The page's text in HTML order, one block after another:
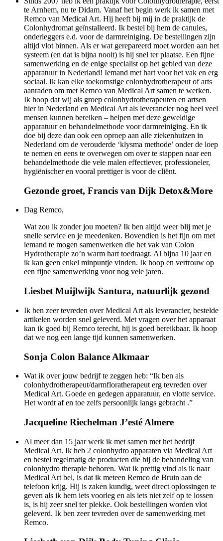
te Arnhem, nu te Didam. Vanaf het begin werk ik samen met
Remco van Medical Art. Hij heeft bij mij in de praktijk de
Colonhydromat geïnstalleerd. Ik bestel bij hem de canules,
onderleggers e.d. voor de darmreiniging. De bestellingen zijn
altijd vlot binnen. Als er wat gerepareerd moet worden aan het
systeem (en dat is bijna nooit) is hij snel ter plaatse. Een fijne
samenwerking en de enige specialist op het gebied van deze
apparatuur in Nederland! Iemand met hart voor het vak en erg
sociaal. Ik kan elke toekomstige colonhydrotherapeut of arts
aanraden om met Remco van Medical Art samen te werken.
Ik hoop dat wij als groep colonhydrotherapeuten en artsen
hier in Nederland en Medical Art als leverancier nog heel veel
mensen kunnen bereiken – helpen met deze geweldige
apparatuur en behandelmethode voor darmreiniging. En ik
doe bij deze dan ook een oproep aan alle ziekenhuizen in
Nederland om de verouderde ‘klysma methode’ onder de loep
te nemen en eens te overwegen om over te stappen naar een
behandelmethode die vele malen effectiever, professioneler,
hygiënischer en vooral prettiger is voor de cliënt.
Gezonde groet, Francis van Dijk Detox&More
Dag Remco,
Wat zou ik zonder jou moeten? Ik ben altijd weer blij met je
snelle service en je meedenken. Bovendien is het fijn om met
iemand te mogen samenwerken die het vak van Colon
Hydrotherapie zo’n warm hart toedraagt. Al bijna 10 jaar en
ik kan geen enkel minpuntje vinden. Ik hoop en vertrouw op
een fijne samenwerking voor nog vele jaren.
Liesbet Muijlwijk Santura, natuurlijk gezond
Ik ben zeer tevreden over Medical Art als leverancier, bestelde
artikelen worden snel geleverd. Met vragen over het apparaat
kan ik goed bij Remco terecht, hij is goed bereikbaar. Ik hoop
dat we nog een lange tijd kunnen samenwerken.
Sonja Colon Balance Alkmaar
Wat ik over jouw bedrijf te zeggen heb: “Ik ben als
colonhydrotherapeut/darmfloratherapeut erg tevreden over
Medical Art. Goede en gedegen apparatuur, en vlotte service.
Het wordt af en toe zelfs persoonlijk langs gebracht .”
Jacqueline Riechelman J’esté Almere
Al meer dan 15 jaar werk ik met samen met het bedrijf
Medical Art. Ik heb 2 colonhydro apparaten via Medical Art
en bestel regelmatig de producten die bij de behandeling van
colonhydro therapie behoren. Wat ik prettig vind als ik naar
Medical Art bel, is dat ik meteen Remco de Bruin aan de
telefoon krijg. Hij is zaken kundig, weet direct oplossingen te
geven als ik hem iets voorleg en als iets niet zelf op te lossen
is, is hij zeer snel ter plekke. Ook bestellingen worden vlot
geleverd. Ik ben zeer tevreden over de samenwerking met
Remco.